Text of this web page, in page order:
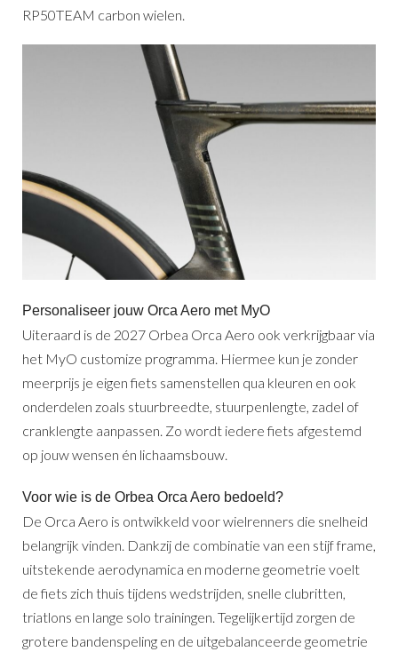
RP50TEAM carbon wielen.
Personaliseer jouw Orca Aero met MyO
Uiteraard is de 2027 Orbea Orca Aero ook verkrijgbaar via
het MyO customize programma. Hiermee kun je zonder
meerprijs je eigen fiets samenstellen qua kleuren en ook
onderdelen zoals stuurbreedte, stuurpenlengte, zadel of
cranklengte aanpassen. Zo wordt iedere fiets afgestemd
op jouw wensen én lichaamsbouw.
Voor wie is de Orbea Orca Aero bedoeld?
De Orca Aero is ontwikkeld voor wielrenners die snelheid
belangrijk vinden. Dankzij de combinatie van een stijf frame,
uitstekende aerodynamica en moderne geometrie voelt
de fiets zich thuis tijdens wedstrijden, snelle clubritten,
triatlons en lange solo trainingen. Tegelijkertijd zorgen de
grotere bandenspeling en de uitgebalanceerde geometrie